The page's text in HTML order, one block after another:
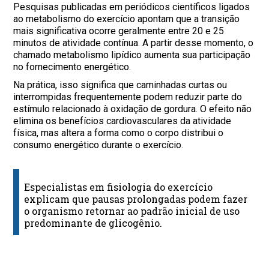
Pesquisas publicadas em periódicos científicos ligados
ao metabolismo do exercício apontam que a transição
mais significativa ocorre geralmente entre 20 e 25
minutos de atividade contínua. A partir desse momento, o
chamado metabolismo lipídico aumenta sua participação
no fornecimento energético.
Na prática, isso significa que caminhadas curtas ou
interrompidas frequentemente podem reduzir parte do
estímulo relacionado à oxidação de gordura. O efeito não
elimina os benefícios cardiovasculares da atividade
física, mas altera a forma como o corpo distribui o
consumo energético durante o exercício.
Especialistas em fisiologia do exercício
explicam que pausas prolongadas podem fazer
o organismo retornar ao padrão inicial de uso
predominante de glicogênio.